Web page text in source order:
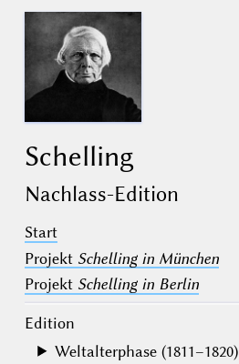
Schelling
Nachlass-Edition
Start
Projekt Schelling in München
Projekt Schelling in Berlin
Edition
Weltalterphase (1811–1820)